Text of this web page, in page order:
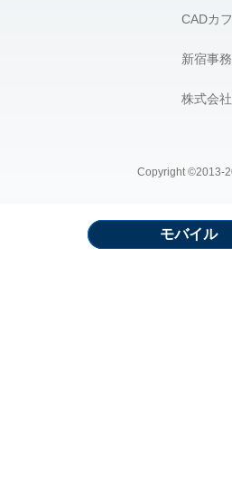
CADカ
新宿事
株式会
Copyright ©2013-
モバイル